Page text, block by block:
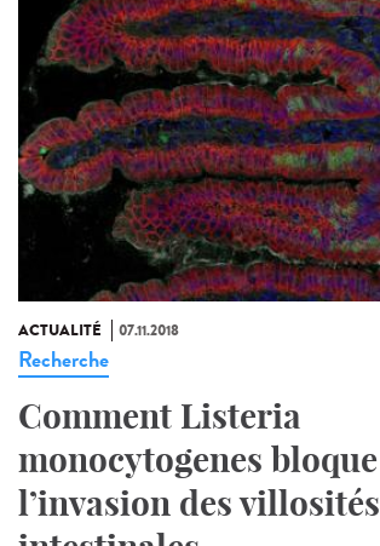
ACTUALITÉ 07.11.2018
Recherche
Comment Listeria
monocytogenes bloque
l’invasion des villosités